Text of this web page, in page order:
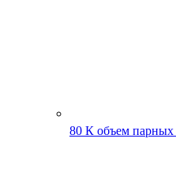
80 К объем парных